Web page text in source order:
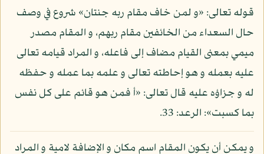
قوله تعالى: «و لمن خاف مقام ربه جنتان» شروع في وصف
حال السعداء من الخائفين مقام ربهم، و المقام مصدر
ميمي بمعنى القيام مضاف إلى فاعله، و المراد قيامه تعالى
عليه بعمله و هو إحاطته تعالى و علمه بما عمله و حفظه
له و جزاؤه عليه قال تعالى: «أ فمن هو قائم على كل نفس
بما كسبت»: الرعد: 33.
و يمكن أن يكون المقام اسم مكان و الإضافة لامية و المراد